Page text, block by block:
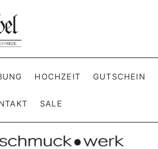
HOCHZEIT GUTSCHEIN
SALE